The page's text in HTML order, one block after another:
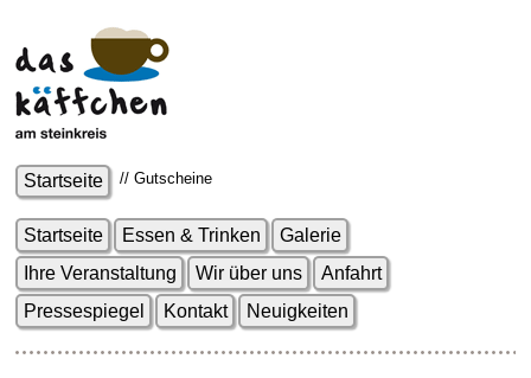
Startseite // Gutscheine
Startseite Essen & Trinken
Galerie
Ihre Veranstaltung
Wir über uns
Anfahrt
Pressespiegel
Kontakt Neuigkeiten